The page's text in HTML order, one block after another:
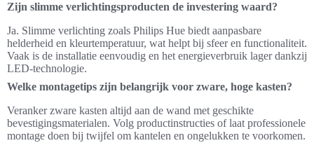
Zijn slimme verlichtingsproducten de investering waard?
Ja. Slimme verlichting zoals Philips Hue biedt aanpasbare
helderheid en kleurtemperatuur, wat helpt bij sfeer en functionaliteit.
Vaak is de installatie eenvoudig en het energieverbruik lager dankzij
LED-technologie.
Welke montagetips zijn belangrijk voor zware, hoge kasten?
Veranker zware kasten altijd aan de wand met geschikte
bevestigingsmaterialen. Volg productinstructies of laat professionele
montage doen bij twijfel om kantelen en ongelukken te voorkomen.